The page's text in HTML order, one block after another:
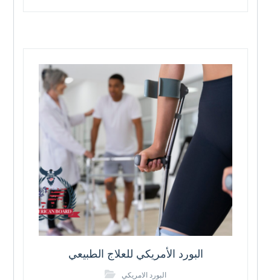
البورد الأمريكي للعلاج الطبيعي
البورد الامريكي